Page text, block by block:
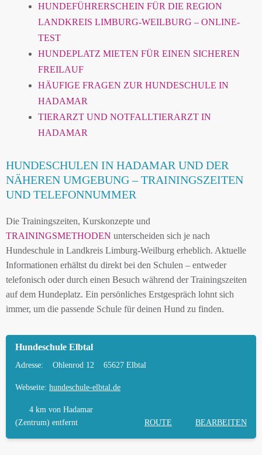
HUNDEFÜHRERSCHEIN FÜR DIE REGION
LANDKREIS LIMBURG-WEILBURG – ONLINE-
TEST
HUNDEPLATZ MIETEN FÜR EINEN SICHEREN
FREILAUF
HÄUFIGE FRAGEN ZUR HUNDESCHULE IN
HADAMAR
TIERARZT UND NOTFALLTIERARZT IN
HADAMAR
HUNDESCHULEN IN HADAMAR UND DER
NÄHEREN UMGEBUNG – TRAININGSZEITEN
UND TELEFONNUMMER
Die Trainingszeiten, Kurskonzepte und
TRAININGSMETHODEN unterscheiden sich je nach
Hundeschule in Landkreis Limburg-Weilburg erheblich. Aktuelle
Informationen erhältst du direkt bei den Schulen – entweder
telefonisch oder durch einen Besuch während der Trainingszeiten
auf dem Hundeplatz. Ein persönliches Erstgespräch lohnt sich
immer, um die passende Schule für deinen Hund zu finden.
Hundeschule Elbtal
Adresse: Ohlenrod 12 65627 Elbtal
Webseite: hundeschule-elbtal.de
4 km von Hadamar
(Zentrum) entfernt
ROUTE BEARBEITEN